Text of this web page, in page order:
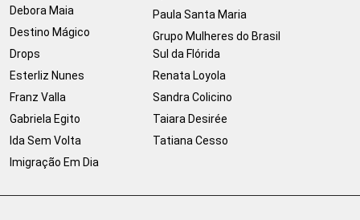
Debora Maia
Destino Mágico
Drops
Esterliz Nunes
Franz Valla
Gabriela Egito
Ida Sem Volta
Imigração Em Dia
Paula Santa Maria
Grupo Mulheres do Brasil
Sul da Flórida
Renata Loyola
Sandra Colicino
Taiara Desirée
Tatiana Cesso